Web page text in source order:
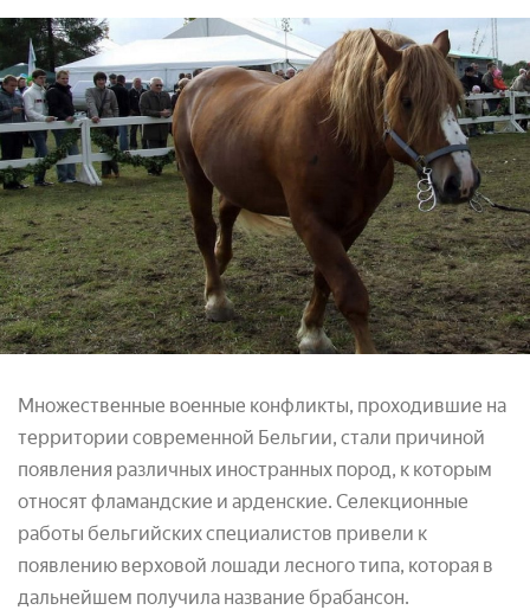
Множественные военные конфликты, проходившие на
территории современной Бельгии, стали причиной
появления различных иностранных пород, к которым
относят фламандские и арденские. Селекционные
работы бельгийских специалистов привели к
появлению верховой лошади лесного типа, которая в
дальнейшем получила название брабансон.